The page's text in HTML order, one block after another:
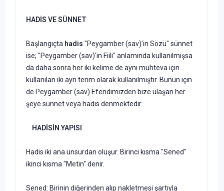
HADİS VE SÜNNET
Başlangıçta hadis "Peygamber (sav)'in Sözü" sünnet
ise; "Peygamber (sav)'in Fiili" anlamında kullanılmışsa
da daha sonra her iki kelime de aynı muhteva için
kullanılan iki ayrı terim olarak kullanılmıştır. Bunun için
de Peygamber (sav) Efendimizden bize ulaşan her
şeye sünnet veya hadis denmektedir.
HADİSİN YAPISI
Hadis iki ana unsurdan oluşur. Birinci kısma "Sened"
ikinci kısma "Metin" denir.
Sened: Birinin diğerinden alıp nakletmesi şartıyla